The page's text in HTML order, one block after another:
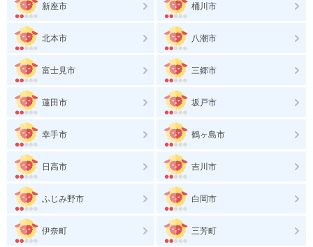
新座市 桶川市
北本市 八潮市
富士見市 三郷市
蓮田市 坂戸市
幸手市 鶴ヶ島市
日高市 吉川市
ふじみ野市 白岡市
伊奈町 三芳町